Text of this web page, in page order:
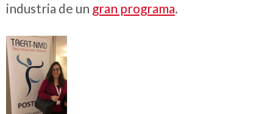
industria de un gran programa.